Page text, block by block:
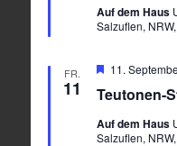
Auf dem Haus
Salzuflen,
FR.
11 Teutonen-
11.
Auf dem Haus
Salzuflen,